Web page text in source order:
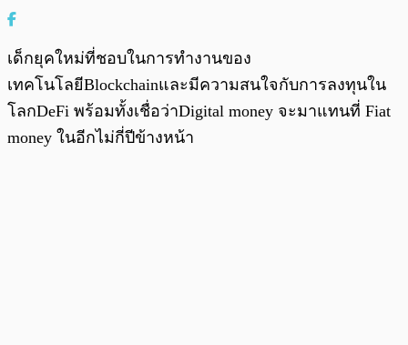
เด็กยุคใหม่ที่ชอบในการทำงานของ
เทคโนโลยีBlockchainและมีความสนใจกับการลงทุนใน
โลกDeFi พร้อมทั้งเชื่อว่าDigital money จะมาแทนที่ Fiat
money ในอีกไม่กี่ปีข้างหน้า